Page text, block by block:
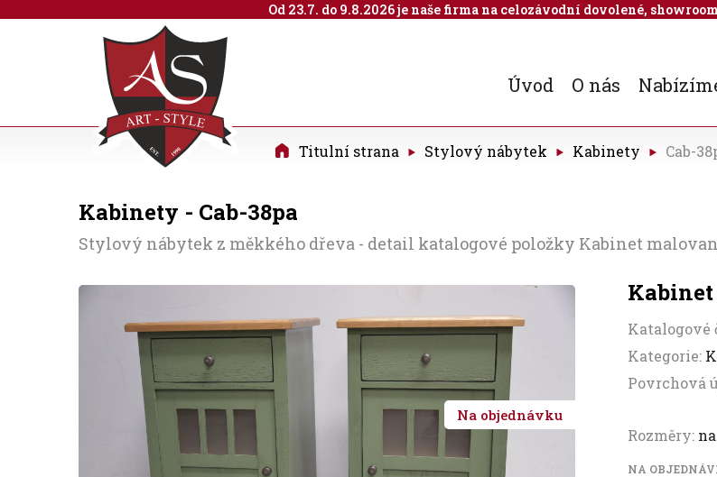
Úvod O nás
Kabinety - Cab-38pa
Stylový nábytek z měkkého dřeva - detail katalogové položky Kabinet
Titulní strana Stylový nábytek Kabinety Cab-
Na objednávku
Katalogové
Kategorie:
Povrchová
Rozměry:
NA
Od 23.7. do 9.8.2026 je naše firma na celozávodní dovolené,